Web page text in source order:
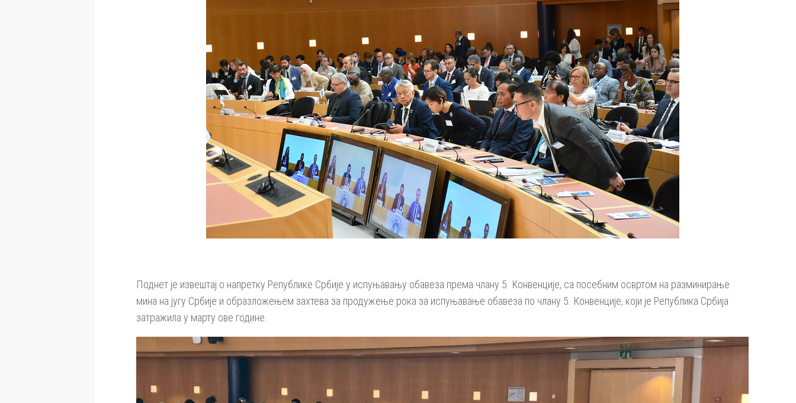
Поднет је извештај о напретку Републике Србије у испуњавању обавеза према члану 5. Конвенције, са посебним освртом на разминирање
мина на југу Србије и образложењем захтева за продужење рока за испуњавање обавеза по члану 5. Конвенције, који је Република Србија
затражила у марту ове године.